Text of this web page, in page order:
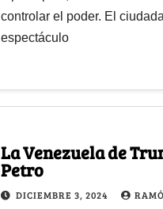
controlar el poder. El
espectáculo
La Venezuela de
Petro
DICIEMBRE 3, 2024